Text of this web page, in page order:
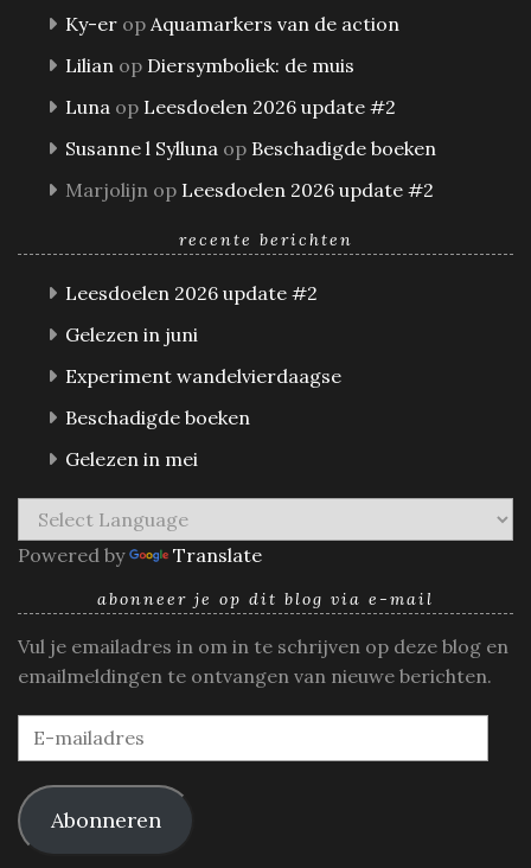
Ky-er op Aquamarkers van de action
Lilian op Diersymboliek: de muis
Luna op Leesdoelen 2026 update #2
Susanne l Sylluna op Beschadigde boeken
Marjolijn op Leesdoelen 2026 update #2
recente berichten
Leesdoelen 2026 update #2
Gelezen in juni
Experiment wandelvierdaagse
Beschadigde boeken
Gelezen in mei
Powered by Translate
abonneer je op dit blog via e-mail
Vul je emailadres in om in te schrijven op deze blog en
emailmeldingen te ontvangen van nieuwe berichten.
E-
mailadres
Abonneren